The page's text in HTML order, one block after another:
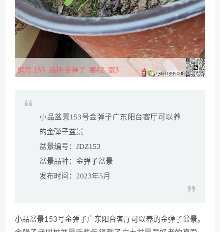
小品盆景153号金弹子广东阳台客厅可以养
的金弹子盆景
盆景编号：JDZ153
盆景品种：金弹子盆景
发布时间：2023年5月
小品盆景153号金弹子广东阳台客厅可以养的金弹子盆景。